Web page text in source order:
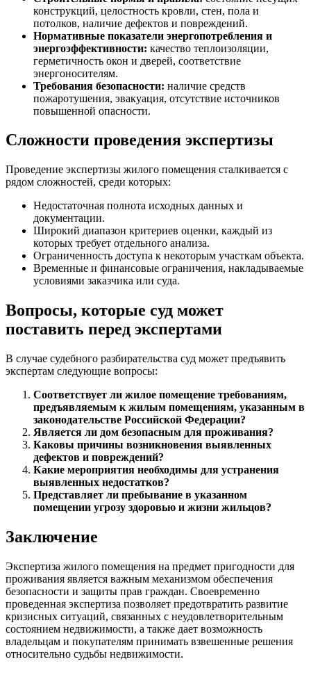
конструкций, целостность кровли, стен, пола и
потолков, наличие дефектов и повреждений.
Нормативные показатели энергопотребления и
энергоэффективности: качество теплоизоляции,
герметичность окон и дверей, соответствие
энергоносителям.
Требования безопасности: наличие средств
пожаротушения, эвакуация, отсутствие источников
повышенной опасности.
Сложности проведения экспертизы
Проведение экспертизы жилого помещения сталкивается с
рядом сложностей, среди которых:
Недостаточная полнота исходных данных и
документации.
Широкий диапазон критериев оценки, каждый из
которых требует отдельного анализа.
Ограниченность доступа к некоторым участкам объекта.
Временные и финансовые ограничения, накладываемые
условиями заказчика или суда.
Вопросы, которые суд может
поставить перед экспертами
В случае судебного разбирательства суд может предъявить
экспертам следующие вопросы:
Соответствует ли жилое помещение требованиям,
предъявляемым к жилым помещениям, указанным в
законодательстве Российской Федерации?
Является ли дом безопасным для проживания?
Каковы причины возникновения выявленных
дефектов и повреждений?
Какие мероприятия необходимы для устранения
выявленных недостатков?
Представляет ли пребывание в указанном
помещении угрозу здоровью и жизни жильцов?
Заключение
Экспертиза жилого помещения на предмет пригодности для
проживания является важным механизмом обеспечения
безопасности и защиты прав граждан. Своевременно
проведенная экспертиза позволяет предотвратить развитие
кризисных ситуаций, связанных с неудовлетворительным
состоянием недвижимости, а также дает возможность
владельцам и покупателям принимать взвешенные решения
относительно судьбы недвижимости.